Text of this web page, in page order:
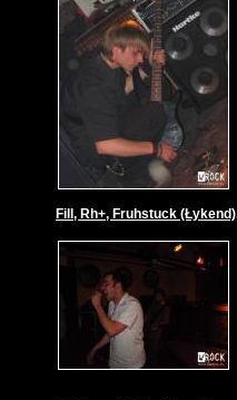
Fill, Rh+, Fruhstuck